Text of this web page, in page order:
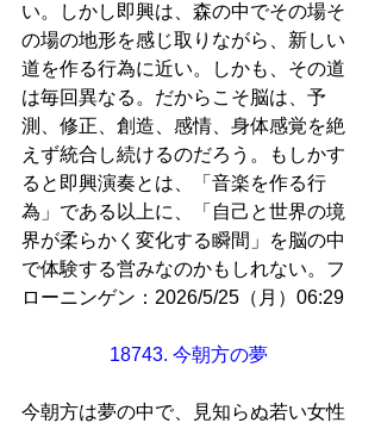
い。しかし即興は、森の中でその場そ
の場の地形を感じ取りながら、新しい
道を作る行為に近い。しかも、その道
は毎回異なる。だからこそ脳は、予
測、修正、創造、感情、身体感覚を絶
えず統合し続けるのだろう。もしかす
ると即興演奏とは、「音楽を作る行
為」である以上に、「自己と世界の境
界が柔らかく変化する瞬間」を脳の中
で体験する営みなのかもしれない。フ
ローニンゲン：2026/5/25（月）06:29
18743. 今朝方の夢
今朝方は夢の中で、見知らぬ若い女性